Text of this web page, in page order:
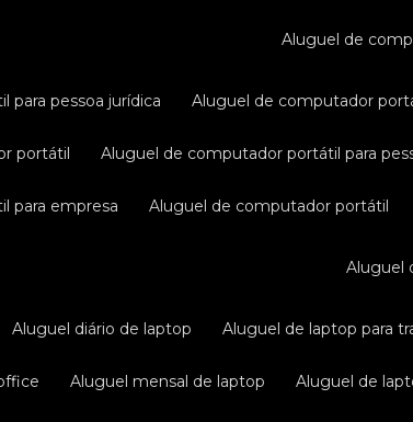
aluguel de
para pessoa jurídica aluguel de computador
portátil aluguel de computador portátil para
para empresa aluguel de computador portátil
aluguel diário de laptop aluguel de laptop para
aluguel mensal de laptop aluguel de